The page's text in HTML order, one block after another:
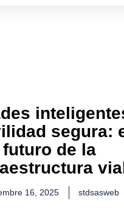
segura:
futuro de la
vial
16, 2025 stdsasweb